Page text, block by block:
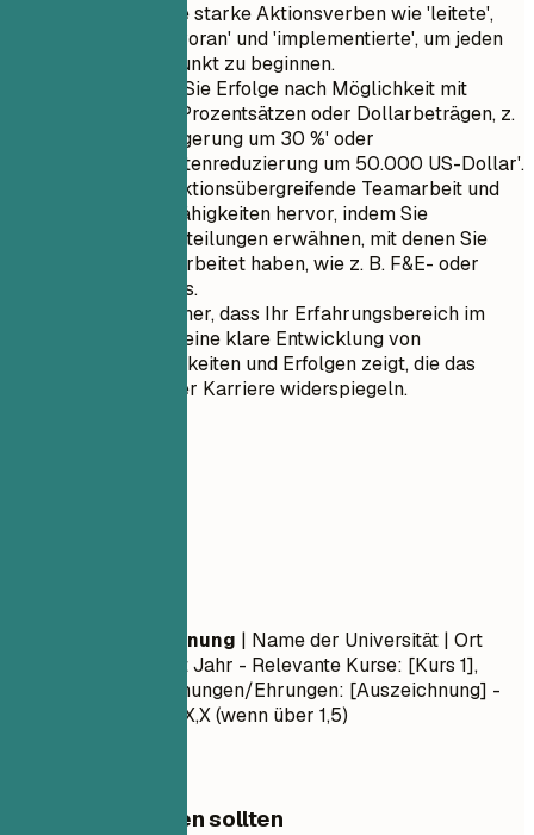
Verwenden Sie starke Aktionsverben wie 'leitete',
'führte', 'trieb voran' und 'implementierte', um jeden
Aufzählungspunkt zu beginnen.
Quantifizieren Sie Erfolge nach Möglichkeit mit
Metriken wie Prozentsätzen oder Dollarbeträgen, z.
B. 'Umsatzsteigerung um 30 %' oder
'Marketingkostenreduzierung um 50.000 US-Dollar'.
Heben Sie funktionsübergreifende Teamarbeit und
Kooperationsfähigkeiten hervor, indem Sie
spezifische Abteilungen erwähnen, mit denen Sie
zusammengearbeitet haben, wie z. B. F&E- oder
Vertriebsteams.
Stellen Sie sicher, dass Ihr Erfahrungsbereich im
Laufe der Zeit eine klare Entwicklung von
Verantwortlichkeiten und Erfolgen zeigt, die das
Wachstum Ihrer Karriere widerspiegeln.
Abschlussbezeichnung | Name der Universität | Ort
Monat Jahr – Monat Jahr - Relevante Kurse: [Kurs 1],
[Kurs 2] - Auszeichnungen/Ehrungen: [Auszeichnung] -
Notendurchschnitt: X,X (wenn über 1,5)
Worauf Sie achten sollten